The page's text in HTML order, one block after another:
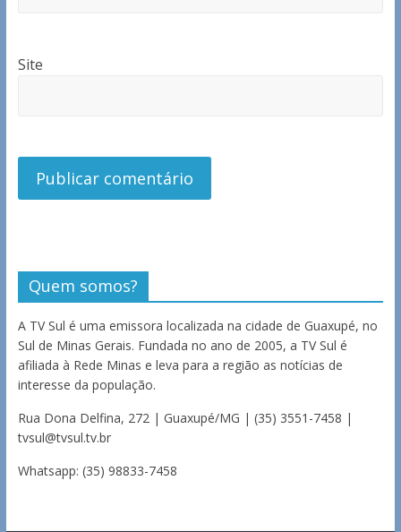
Site
Quem somos?
A TV Sul é uma emissora localizada na cidade de Guaxupé, no
Sul de Minas Gerais. Fundada no ano de 2005, a TV Sul é
afiliada à Rede Minas e leva para a região as notícias de
interesse da população.
Rua Dona Delfina, 272 | Guaxupé/MG | (35) 3551-7458 |
tvsul@tvsul.tv.br
Whatsapp: (35) 98833-7458